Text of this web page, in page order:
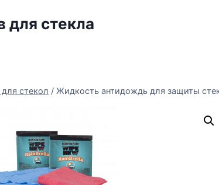
для стекла
стекол / Жидкость антидождь для защиты